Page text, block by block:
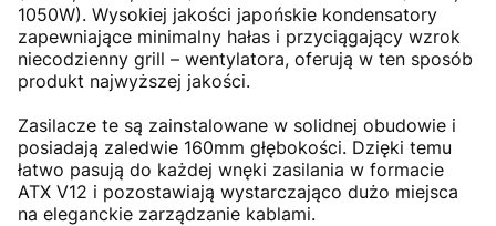
1050W). Wysokiej jakości japońskie kondensatory
zapewniające minimalny hałas i przyciągający wzrok
niecodzienny grill – wentylatora, oferują w ten sposób
produkt najwyższej jakości.
Zasilacze te są zainstalowane w solidnej obudowie i
posiadają zaledwie 160mm głębokości. Dzięki temu
łatwo pasują do każdej wnęki zasilania w formacie
ATX V12 i pozostawiają wystarczająco dużo miejsca
na eleganckie zarządzanie kablami.